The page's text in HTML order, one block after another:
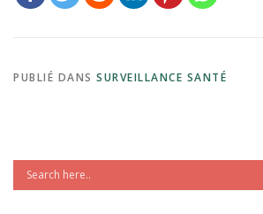
PUBLIÉ DANS SURVEILLANCE SANTÉ